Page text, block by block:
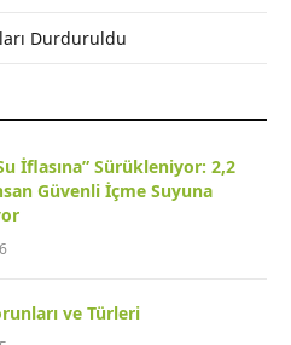
Durduruldu
İflasına” Sürükleniyor: 2,2
Güvenli İçme Suyuna
ve Türleri